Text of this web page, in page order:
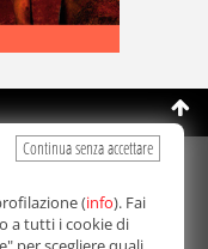
in qualunque
è proibita.
Continua senza accettare
(info). Fai
a tutti i cookie di